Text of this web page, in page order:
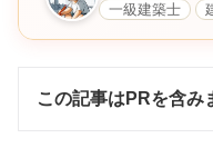
一級建築士
この記事はPRを含み